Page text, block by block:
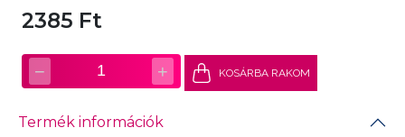
2385 Ft
− 1 + KOSÁRBA RAKOM
Termék információk